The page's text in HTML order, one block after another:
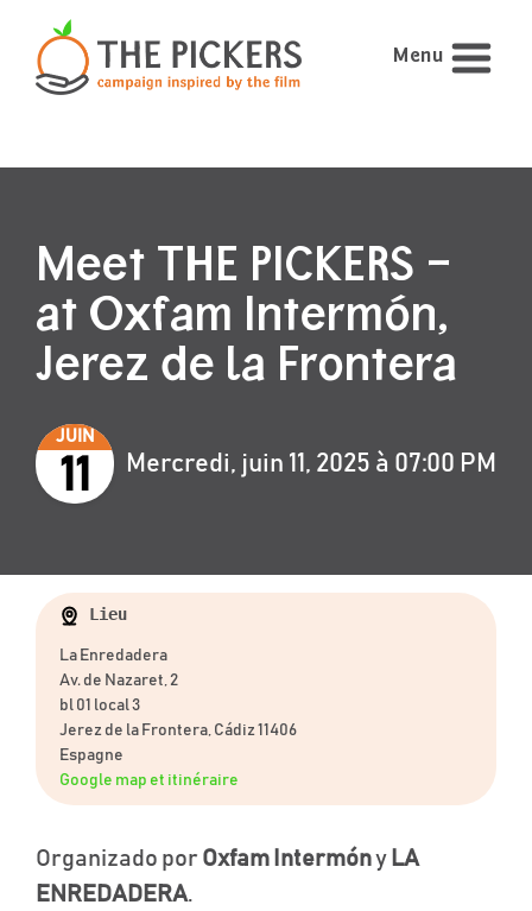
Menu
Meet THE PICKERS –
at Oxfam Intermón,
Jerez de la Frontera
JUIN
11 Mercredi, juin 11, 2025 à 07:00 PM
Lieu
La Enredadera
Av. de Nazaret, 2
bl 01 local 3
Jerez de la Frontera, Cádiz 11406
Espagne
Google map et itinéraire
Organizado por Oxfam Intermóny LA
ENREDADERA.